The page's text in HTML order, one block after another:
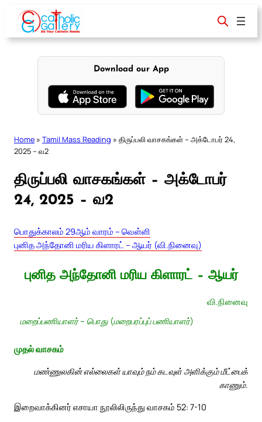
content
Download our App
Home » Tamil Mass Reading » திருப்பலி வாசகங்கள் – அக்டோபர் 24,
2025 – வ2
திருப்பலி வாசகங்கள் – அக்டோபர்
24, 2025 – வ2
பொதுக்காலம் 29ஆம் வாரம் – வெள்ளி
புனித அந்தோனி மரிய கிளாரட் – ஆயர் (வி.நினைவு)
புனித அந்தோனி மரிய கிளாரட் – ஆயர்
வி.நினைவு
மறைப்பணியாளர் – பொது (மறைபரப்புப் பணியாளர்)
முதல் வாசகம்
மண்ணுலகின் எல்லைகள் யாவும் நம் கடவுள் அளிக்கும் மீட்பைக்
காணும்.
இறைவாக்கினர் எசாயா நூலிலிருந்து வாசகம் 52: 7-10